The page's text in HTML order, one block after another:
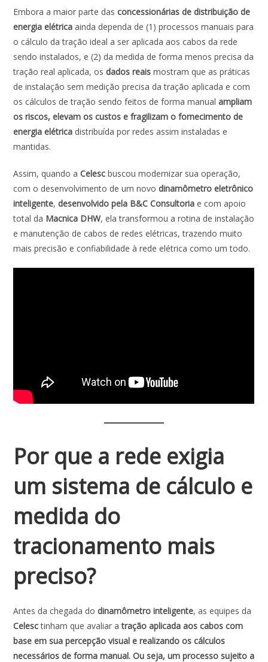
Embora a maior parte dasconcessionárias de distribuição de
energia elétrica ainda dependa de (1) processos manuais para
o cálculo da tração ideal a ser aplicada aos cabos da rede
sendo instalados, e (2) da medida de forma menos precisa da
tração real aplicada, osdados reaismostram que as práticas
de instalação sem medição precisa da tração aplicada e com
os cálculos de tração sendo feitos de forma manualampliam
os riscos, elevam os custos e fragilizam o fornecimento de
energia elétrica distribuída por redes assim instaladas e
mantidas.
Assim, quando aCelesc buscou modernizar sua operação,
com o desenvolvimento de um novodinamômetro eletrônico
inteligente,desenvolvido pela B&C Consultoria e com apoio
total da Macnica DHW, ela transformou a rotina de instalação
e manutenção de cabos de redes elétricas, trazendo muito
mais precisão e confiabilidade à rede elétrica como um todo.
Por que a rede exigia
um sistema de cálculo e
medida do
tracionamento mais
preciso?
Antes da chegada dodinamômetro inteligente, as equipes da
Celesctinham que avaliar atração aplicada aos cabos com
base em sua percepção visual e realizando os cálculos
necessários de forma manual. Ou seja, um processo sujeito a